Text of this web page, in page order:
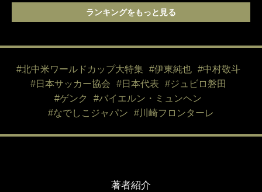
ランキングをもっと見る
#北中米ワールドカップ大特集 #伊東純也
#中村敬斗
#日本サッカー協会
#日本代表
#ジュビロ磐田
#ゲンク
#バイエルン・ミュンヘン
#なでしこジャパン
#川崎フロンターレ
著者紹介